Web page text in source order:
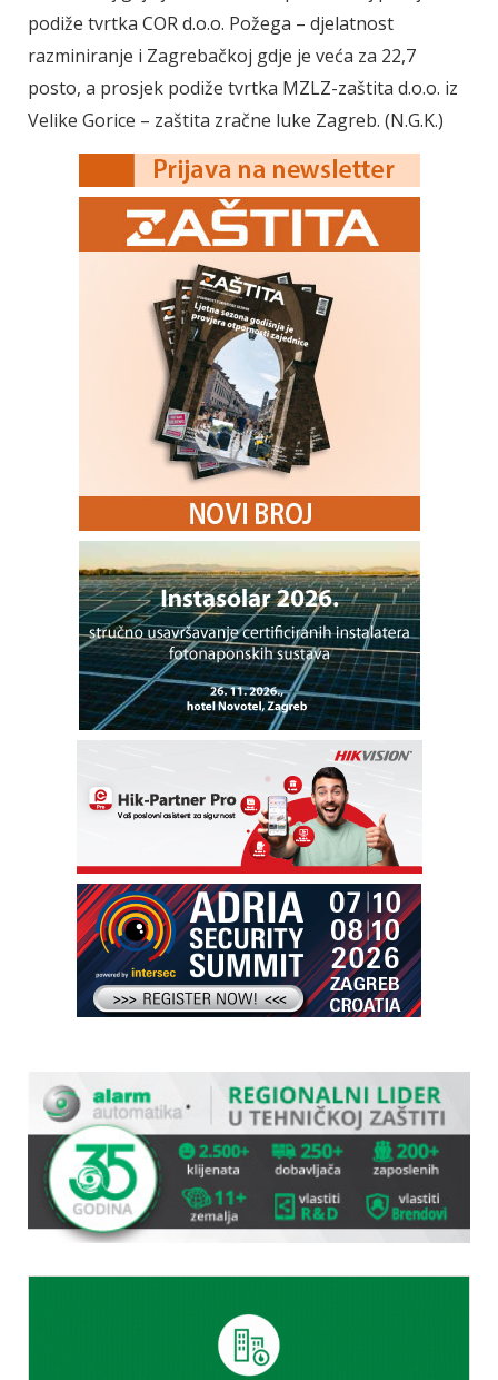
podiže tvrtka COR d.o.o. Požega – djelatnost
razminiranje i Zagrebačkoj gdje je veća za 22,7
posto, a prosjek podiže tvrtka MZLZ-zaštita d.o.o. iz
Velike Gorice – zaštita zračne luke Zagreb. (N.G.K.)